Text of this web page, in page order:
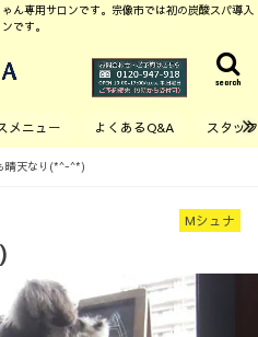
ん専用サロンです。宗像市では初の炭酸スパ導入
です。
search
メニュー よくあるQ&A スタッ
晴天なり(*^-^*)
Mシュナ